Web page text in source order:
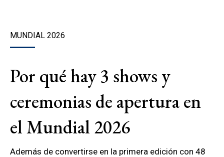
MUNDIAL 2026
Por qué hay 3 shows y
ceremonias de apertura en
el Mundial 2026
Además de convertirse en la primera edición con 48